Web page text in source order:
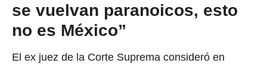
se vuelvan paranoicos, esto
no es México”
El ex juez de la Corte Suprema consideró en